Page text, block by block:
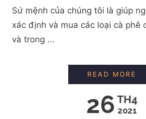
Sứ mệnh của chúng tôi là giúp
xác định và mua các loại cà phê
và trong ...
26 TH4
2021
READ MORE